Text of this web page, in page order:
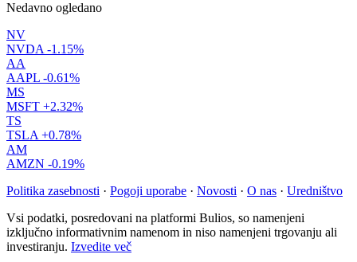
Nedavno ogledano
NV
NVDA -1.15%
AA
AAPL -0.61%
MS
MSFT +2.32%
TS
TSLA +0.78%
AM
AMZN -0.19%
Politika zasebnosti · Pogoji uporabe · Novosti · O nas · Uredništvo
Vsi podatki, posredovani na platformi Bulios, so namenjeni
izključno informativnim namenom in niso namenjeni trgovanju ali
investiranju. Izvedite več